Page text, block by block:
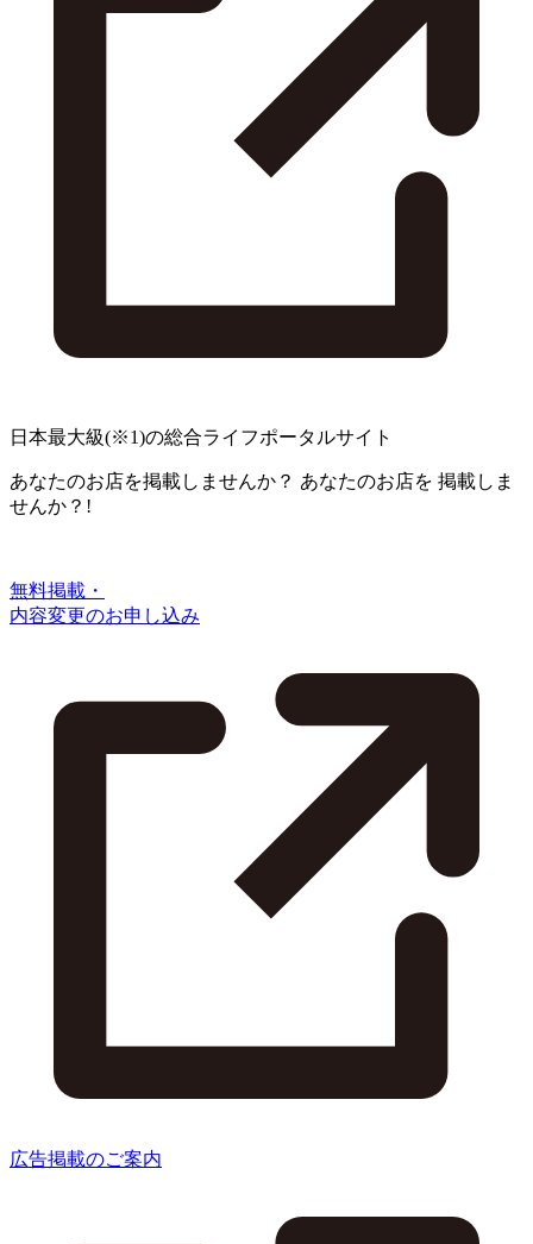
日本最大級(※1)の総合ライフポータルサイト
あなたのお店を掲載しませんか？ あなたのお店を 掲載しま
せんか？!
無料掲載・
内容変更のお申し込み
広告掲載のご案内